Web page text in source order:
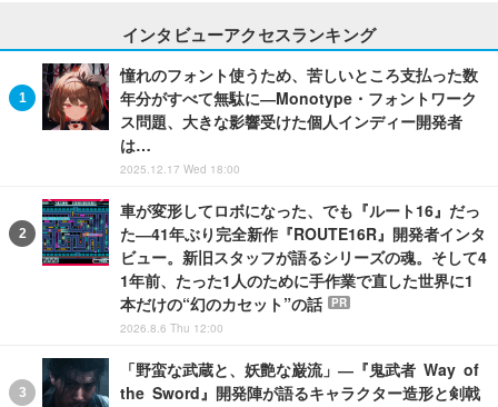
インタビューアクセスランキング
憧れのフォント使うため、苦しいところ支払った数
年分がすべて無駄に―Monotype・フォントワーク
ス問題、大きな影響受けた個人インディー開発者
は…
2025.12.17 Wed 18:00
車が変形してロボになった、でも『ルート16』だっ
た―41年ぶり完全新作『ROUTE16R』開発者インタ
ビュー。新旧スタッフが語るシリーズの魂。そして4
1年前、たった1人のために手作業で直した世界に1
本だけの“幻のカセット”の話
PR
2026.8.6 Thu 12:00
「野蛮な武蔵と、妖艶な巌流」―『鬼武者 Way of
the Sword』開発陣が語るキャラクター造形と剣戟